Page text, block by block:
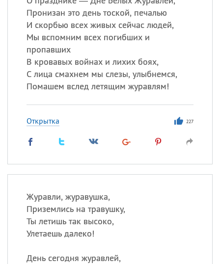
Пронизан это день тоской, печалью
И скорбью всех живых сейчас людей,
Мы вспомним всех погибших и
пропавших
В кровавых войнах и лихих боях,
С лица смахнем мы слезы, улыбнемся,
Помашем вслед летящим журавлям!
Открытка 227
Журавли, журавушка,
Приземлись на травушку,
Ты летишь так высоко,
Улетаешь далеко!
День сегодня журавлей,